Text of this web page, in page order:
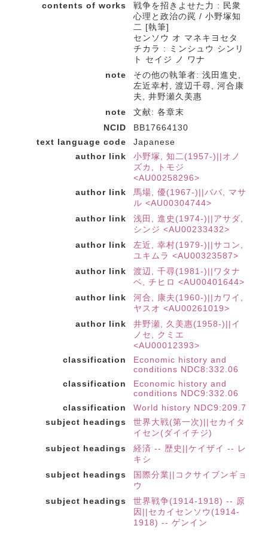
contents of works
戦争を招きよせた力 : 民衆
心理と政治の罠 / 小野塚知
二 [執筆]
センソウ オ マネキヨセタ
チカラ : ミンシュウ シンリ
ト セイジ ノ ワナ
note
その他の執筆者: 浅田進史,
左近幸村, 渡辺千尋, 河合康
夫, 井野瀬久美惠
note
文献: 各章末
NCID
BB17664130
text language code
Japanese
author link
小野塚, 知二(1957-)||オノ
ズカ, トモジ
<AU00258296>
author link
馬場, 優(1967-)||ババ, マサ
ル <AU00304744>
author link
浅田, 進史(1974-)||アサダ,
シンジ <AU00233432>
author link
左近, 幸村(1979-)||サコン,
ユキムラ <AU00323587>
author link
渡辺, 千尋(1981-)||ワタナ
ベ, チヒロ <AU00401644>
author link
河合, 康夫(1960-)||カワイ,
ヤスオ <AU00261019>
author link
井野瀬, 久美惠(1958-)||イ
ノセ, クミエ
<AU00012393>
classification
Economic history and
conditions NDC8:332.06
classification
Economic history and
conditions NDC9:332.06
classification
World history NDC9:209.7
subject headings
世界大戦(第一次)||セカイタ
イセン(ダイイチジ)
subject headings
経済 -- 歴史||ケイザイ -- レ
キシ
subject headings
国際分業||コクサイブンギョ
ウ
subject headings
世界戦争(1914-1918) -- 原
因||セカイセンソウ(1914-
1918) -- ゲンイン